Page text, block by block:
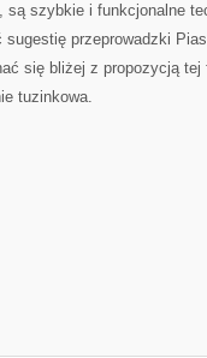
są szybkie i funkcjonalne
przeprowadzki
się bliżej z propozycją tej
tuzinkowa.